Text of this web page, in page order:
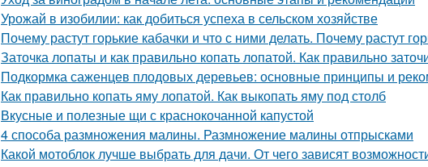
Урожай в изобилии: как добиться успеха в сельском хозяйстве
Почему растут горькие кабачки и что с ними делать. Почему растут
Заточка лопаты и как правильно копать лопатой. Как правильно
Подкормка саженцев плодовых деревьев: основные принципы и
Как правильно копать яму лопатой. Как выкопать яму под столб
Вкусные и полезные щи с краснокочанной капустой
4 способа размножения малины. Размножение малины отпрысками
Какой мотоблок лучше выбрать для дачи. От чего зависят